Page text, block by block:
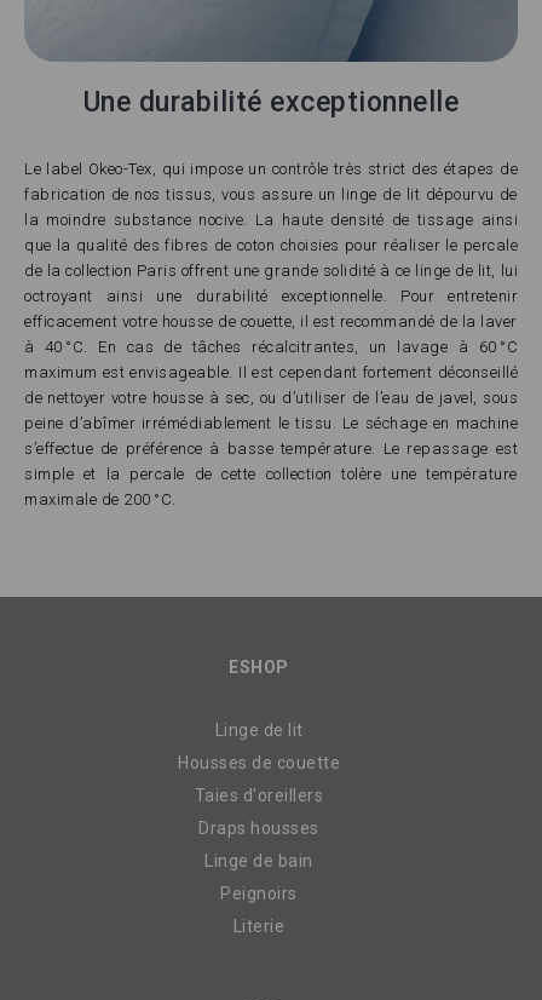
Une durabilité exceptionnelle
Le label Okeo-Tex, qui impose un contrôle très strict des étapes de
fabrication de nos tissus, vous assure un linge de lit dépourvu de
la moindre substance nocive. La haute densité de tissage ainsi
que la qualité des fibres de coton choisies pour réaliser le percale
de la collection Paris offrent une grande solidité à ce linge de lit, lui
octroyant ainsi une durabilité exceptionnelle. Pour entretenir
efficacement votre housse de couette, il est recommandé de la laver
à 40 °C. En cas de tâches récalcitrantes, un lavage à 60 °C
maximum est envisageable. Il est cependant fortement déconseillé
de nettoyer votre housse à sec, ou d’utiliser de l’eau de javel, sous
peine d’abîmer irrémédiablement le tissu. Le séchage en machine
s’effectue de préférence à basse température. Le repassage est
simple et la percale de cette collection tolère une température
maximale de 200 °C.
ESHOP
Linge de lit
Housses de couette
Taies d'oreillers
Draps housses
Linge de bain
Peignoirs
Literie